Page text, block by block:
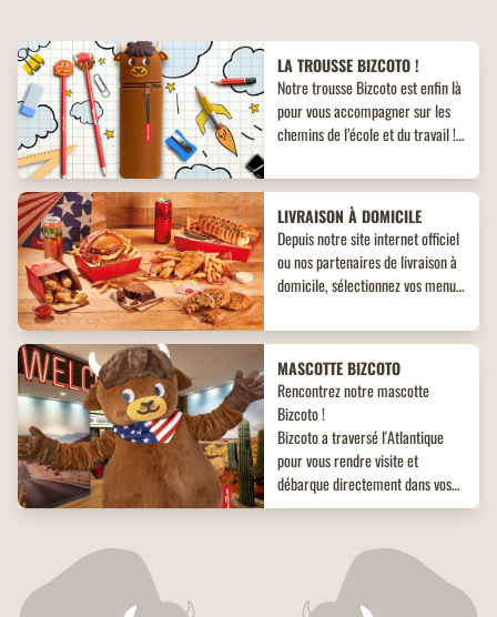
LA TROUSSE BIZCOTO !
Notre trousse Bizcoto est enfin là
pour vous accompagner sur les
chemins de l’école et du travail !
inédit à ne pas manquer !
LIVRAISON À DOMICILE
Depuis notre site internet officiel
ou nos partenaires de livraison à
domicile, sélectionnez vos menus,
desserts. Un large choix de plats
envies !
MASCOTTE BIZCOTO
Rencontrez notre mascotte
Bizcoto !
Bizcoto a traversé l'Atlantique
pour vous rendre visite et
débarque directement dans vos
restaurants Buffalo Grill*! Venez
et offrez à vos enfants une
expérience unique et mémorable
Tout beaux, tout neufs ! Retrouvez
tous nos restaurants Buffalo Grill
fraîchement rénovés.